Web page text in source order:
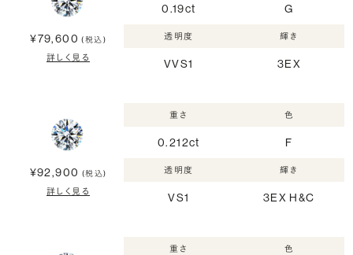
¥79,600 (税込)
詳しく見る
0.19ct G
透明度
VVS1
輝き
3EX
¥92,900 (税込)
詳しく見る
重さ
0.212ct
色
F
透明度
VS1
輝き
3EX H&C
重さ 色